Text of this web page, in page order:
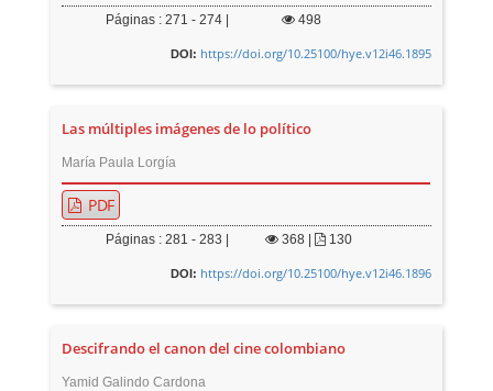
Páginas : 271 - 274 | 498
DOI: https://doi.org/10.25100/hye.v12i46.1895
Las múltiples imágenes de lo político
María Paula Lorgía
PDF
Páginas : 281 - 283 | 368 130
DOI: https://doi.org/10.25100/hye.v12i46.1896
Descifrando el canon del cine colombiano
Yamid Galindo Cardona